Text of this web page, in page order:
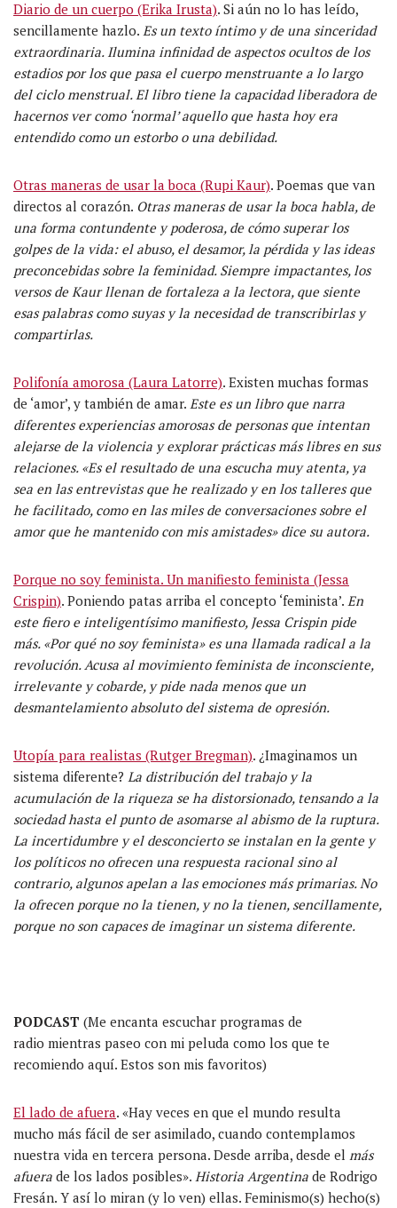
Diario de un cuerpo (Erika Irusta). Si aún no lo has leído,
sencillamente hazlo. Es un texto íntimo y de una sinceridad
extraordinaria. Ilumina infinidad de aspectos ocultos de los
estadios por los que pasa el cuerpo menstruante a lo largo
del ciclo menstrual. El libro tiene la capacidad liberadora de
hacernos ver como ‘normal’ aquello que hasta hoy era
entendido como un estorbo o una debilidad.
Otras maneras de usar la boca (Rupi Kaur). Poemas que van
directos al corazón. Otras maneras de usar la boca habla, de
una forma contundente y poderosa, de cómo superar los
golpes de la vida: el abuso, el desamor, la pérdida y las ideas
preconcebidas sobre la feminidad. Siempre impactantes, los
versos de Kaur llenan de fortaleza a la lectora, que siente
esas palabras como suyas y la necesidad de transcribirlas y
compartirlas.
Polifonía amorosa (Laura Latorre). Existen muchas formas
de ‘amor’, y también de amar. Este es un libro que narra
diferentes experiencias amorosas de personas que intentan
alejarse de la violencia y explorar prácticas más libres en sus
relaciones. «Es el resultado de una escucha muy atenta, ya
sea en las entrevistas que he realizado y en los talleres que
he facilitado, como en las miles de conversaciones sobre el
amor que he mantenido con mis amistades» dice su autora.
Porque no soy feminista. Un manifiesto feminista (Jessa
Crispin). Poniendo patas arriba el concepto ‘feminista’. En
este fiero e inteligentísimo manifiesto, Jessa Crispin pide
más. «Por qué no soy feminista» es una llamada radical a la
revolución. Acusa al movimiento feminista de inconsciente,
irrelevante y cobarde, y pide nada menos que un
desmantelamiento absoluto del sistema de opresión.
Utopía para realistas (Rutger Bregman). ¿Imaginamos un
sistema diferente? La distribución del trabajo y la
acumulación de la riqueza se ha distorsionado, tensando a la
sociedad hasta el punto de asomarse al abismo de la ruptura.
La incertidumbre y el desconcierto se instalan en la gente y
los políticos no ofrecen una respuesta racional sino al
contrario, algunos apelan a las emociones más primarias. No
la ofrecen porque no la tienen, y no la tienen, sencillamente,
porque no son capaces de imaginar un sistema diferente.
PODCAST (Me encanta escuchar programas de
radio mientras paseo con mi peluda como los que te
recomiendo aquí. Estos son mis favoritos)
El lado de afuera. «Hay veces en que el mundo resulta
mucho más fácil de ser asimilado, cuando contemplamos
nuestra vida en tercera persona. Desde arriba, desde el más
afuera de los lados posibles». Historia Argentina de Rodrigo
Fresán. Y así lo miran (y lo ven) ellas. Feminismo(s) hecho(s)